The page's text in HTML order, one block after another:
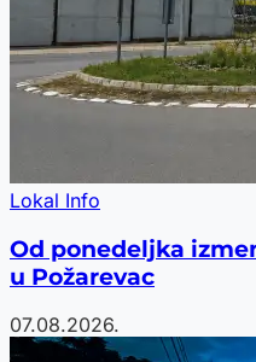
Lokal Info
Od ponedeljka
u Požarevac
07.08.2026.